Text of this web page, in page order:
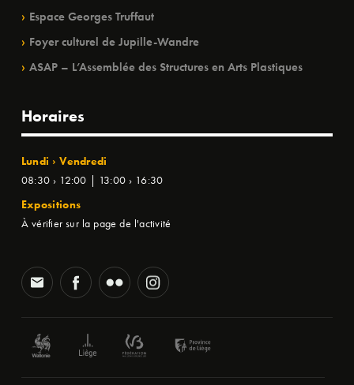
Espace Georges Truffaut
Foyer culturel de Jupille-Wandre
ASAP – L’Assemblée des Structures en Arts Plastiques
Horaires
Lundi › Vendredi
08:30 › 12:00 | 13:00 › 16:30
Expositions
À vérifier sur la page de l'activité